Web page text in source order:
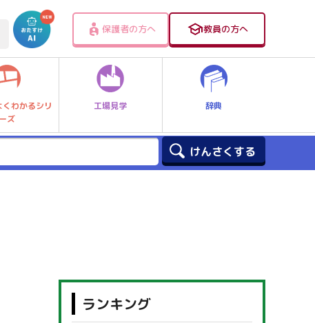
保護者の方へ 教員の方へ
わかるシリ
ーズ
工場見学 辞典
ランキング